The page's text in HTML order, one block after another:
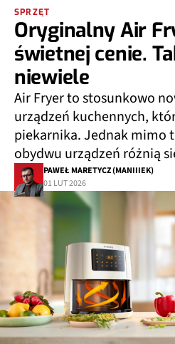
SPRZĘT
Oryginalny Air
świetnej cenie.
niewiele
Air Fryer to stosunkowo
urządzeń kuchennych,
piekarnika. Jednak mimo
obydwu urządzeń różnią
PAWEŁ MARETYCZ (MANIIIEK)
01 LUT 2026